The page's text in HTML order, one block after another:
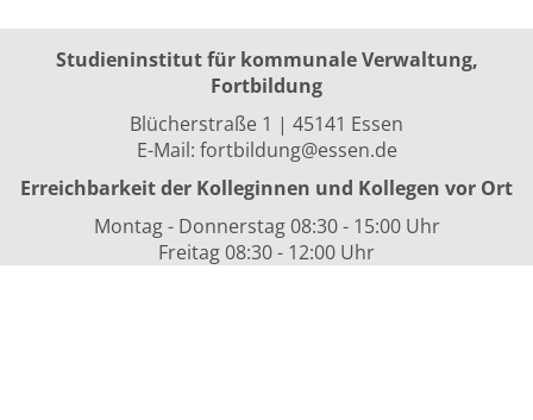
Studieninstitut für kommunale Verwaltung,
Fortbildung
Blücherstraße 1 | 45141 Essen
E-Mail: fortbildung@essen.de
Erreichbarkeit der Kolleginnen und Kollegen vor Ort
Montag - Donnerstag 08:30 - 15:00 Uhr
Freitag 08:30 - 12:00 Uhr